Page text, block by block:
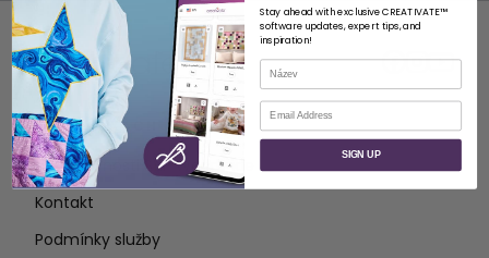
O STRÁNKÁCH
O společnosti SVP Worldwide
Kontakt
Podmínky služby
Stay ahead with exclusive CREATIVATE™
software updates, expert tips, and
inspiration!
Název
E-mail
SIGN UP